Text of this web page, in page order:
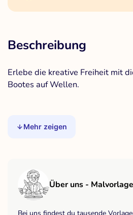
Beschreibung
Erlebe die kreative Freiheit mit
Bootes auf Wellen.
Mehr zeigen
Über uns -